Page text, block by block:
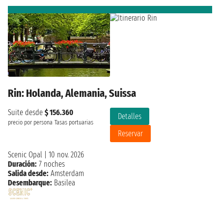
Rin: Holanda, Alemania, Suissa
Suite desde $ 156.360
precio por persona Tasas portuarias
Detalles
Reservar
Scenic Opal
10 nov. 2026
Duración: 7 noches
Salida desde: Amsterdam
Desembarque: Basilea